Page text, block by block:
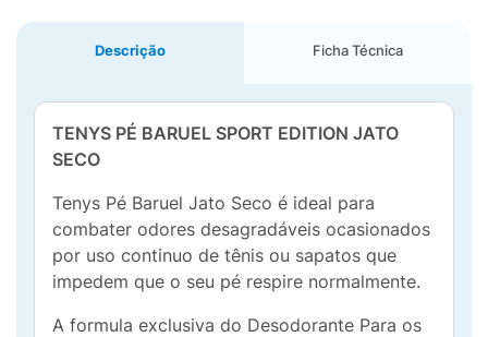
Descrição Ficha Técnica
TENYS PÉ BARUEL SPORT EDITION JATO
SECO
Tenys Pé Baruel Jato Seco é ideal para
combater odores desagradáveis ocasionados
por uso continuo de tênis ou sapatos que
impedem que o seu pé respire normalmente.
A formula exclusiva do Desodorante Para os